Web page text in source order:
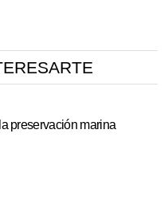
preservación marina